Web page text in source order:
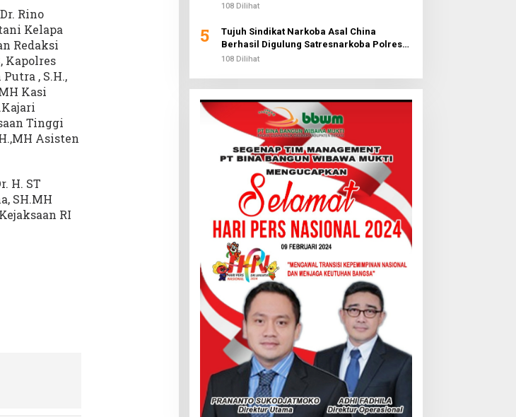
Rino
Kelapa
Redaksi
Kapolres
, S.H.,
Kasi
Tinggi
Asisten
H. ST
SH.MH
RI
108 Dilihat
5
Tujuh Sindikat Narkoba Asal China
Berhasil Digulung Satresnarkoba Polres
Metro Jakarta Barat
108 Dilihat